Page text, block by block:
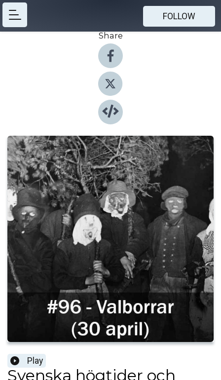
FOLLOW
Share
Play
Svenska högtider och